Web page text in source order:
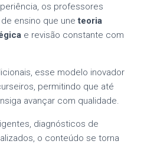
os professores
ensino que uneteoria
e revisão constante com
esse modelo inovador
permitindo que até
avançar com qualidade.
diagnósticos de
o conteúdo se torna